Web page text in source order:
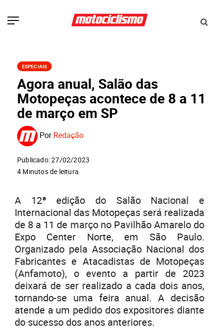
ESPECIAIS
Agora anual, Salão das
Motopeças acontece de 8 a 11
de março em SP
PorRedação
Publicado: 27/02/2023
4 Minutos de leitura
A 12ª edição do Salão Nacional e
Internacional das Motopeças será realizada
de 8 a 11 de março no Pavilhão Amarelo do
Expo Center Norte, em São Paulo.
Organizado pela Associação Nacional dos
Fabricantes e Atacadistas de Motopeças
(Anfamoto), o evento a partir de 2023
deixará de ser realizado a cada dois anos,
tornando-se uma feira anual. A decisão
atende a um pedido dos expositores diante
do sucesso dos anos anteriores.